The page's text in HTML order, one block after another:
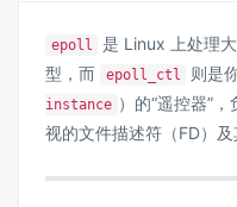
epoll
是 Linux 上处理
型，而
epoll_ctl 则是
instance ）的“遥控器”
视的文件描述符（FD）及